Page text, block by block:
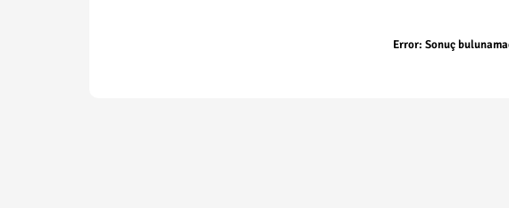
Error: Sonuç